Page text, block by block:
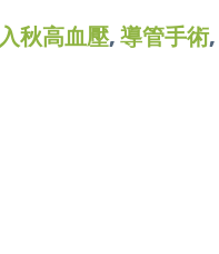
入秋高血壓, 導管手術,